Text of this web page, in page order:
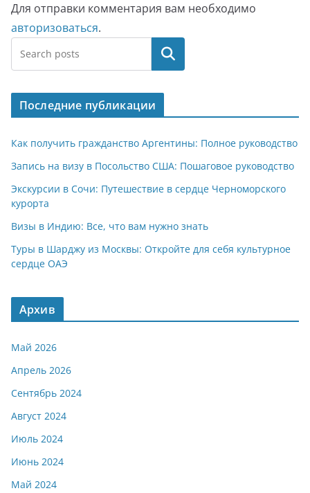
Для отправки комментария вам необходимо
авторизоваться.
Поиск
Последние публикации
Как получить гражданство Аргентины: Полное руководство
Запись на визу в Посольство США: Пошаговое руководство
Экскурсии в Сочи: Путешествие в сердце Черноморского
курорта
Визы в Индию: Все, что вам нужно знать
Туры в Шарджу из Москвы: Откройте для себя культурное
сердце ОАЭ
Архив
Май 2026
Апрель 2026
Сентябрь 2024
Август 2024
Июль 2024
Июнь 2024
Май 2024